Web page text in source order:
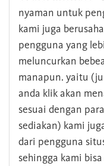
nyaman untuk
kami juga
pengguna yang
meluncurkan
manapun. yaitu
anda klik akan
sesuai dengan
sediakan) kami
dari pengguna
sehingga kami